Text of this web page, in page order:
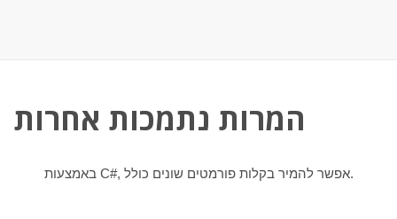
המרות נתמכות אחרות
באמצעות C#, אפשר להמיר בקלות פורמטים שונים כולל.